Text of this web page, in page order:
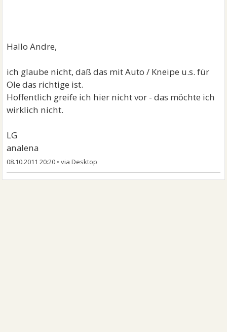
Hallo Andre,
ich glaube nicht, daß das mit Auto / Kneipe u.s. für
Ole das richtige ist.
Hoffentlich greife ich hier nicht vor - das möchte ich
wirklich nicht.
LG
analena
08.10.2011 20:20 •